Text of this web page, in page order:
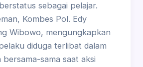
sebagai pelajar.
Kombes Pol. Edy
Wibowo, mengungkapkan
diduga terlibat dalam
bersama-sama saat aksi